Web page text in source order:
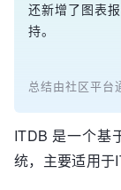
还新增了图表
持。
总结由社区平台
ITDB 是一个基
统，主要适用于